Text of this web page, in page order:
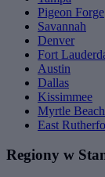
Pigeon Forge
Savannah
Denver
Fort
Austin
Dallas
Kissimmee
Myrtle Beach
East
Regiony w